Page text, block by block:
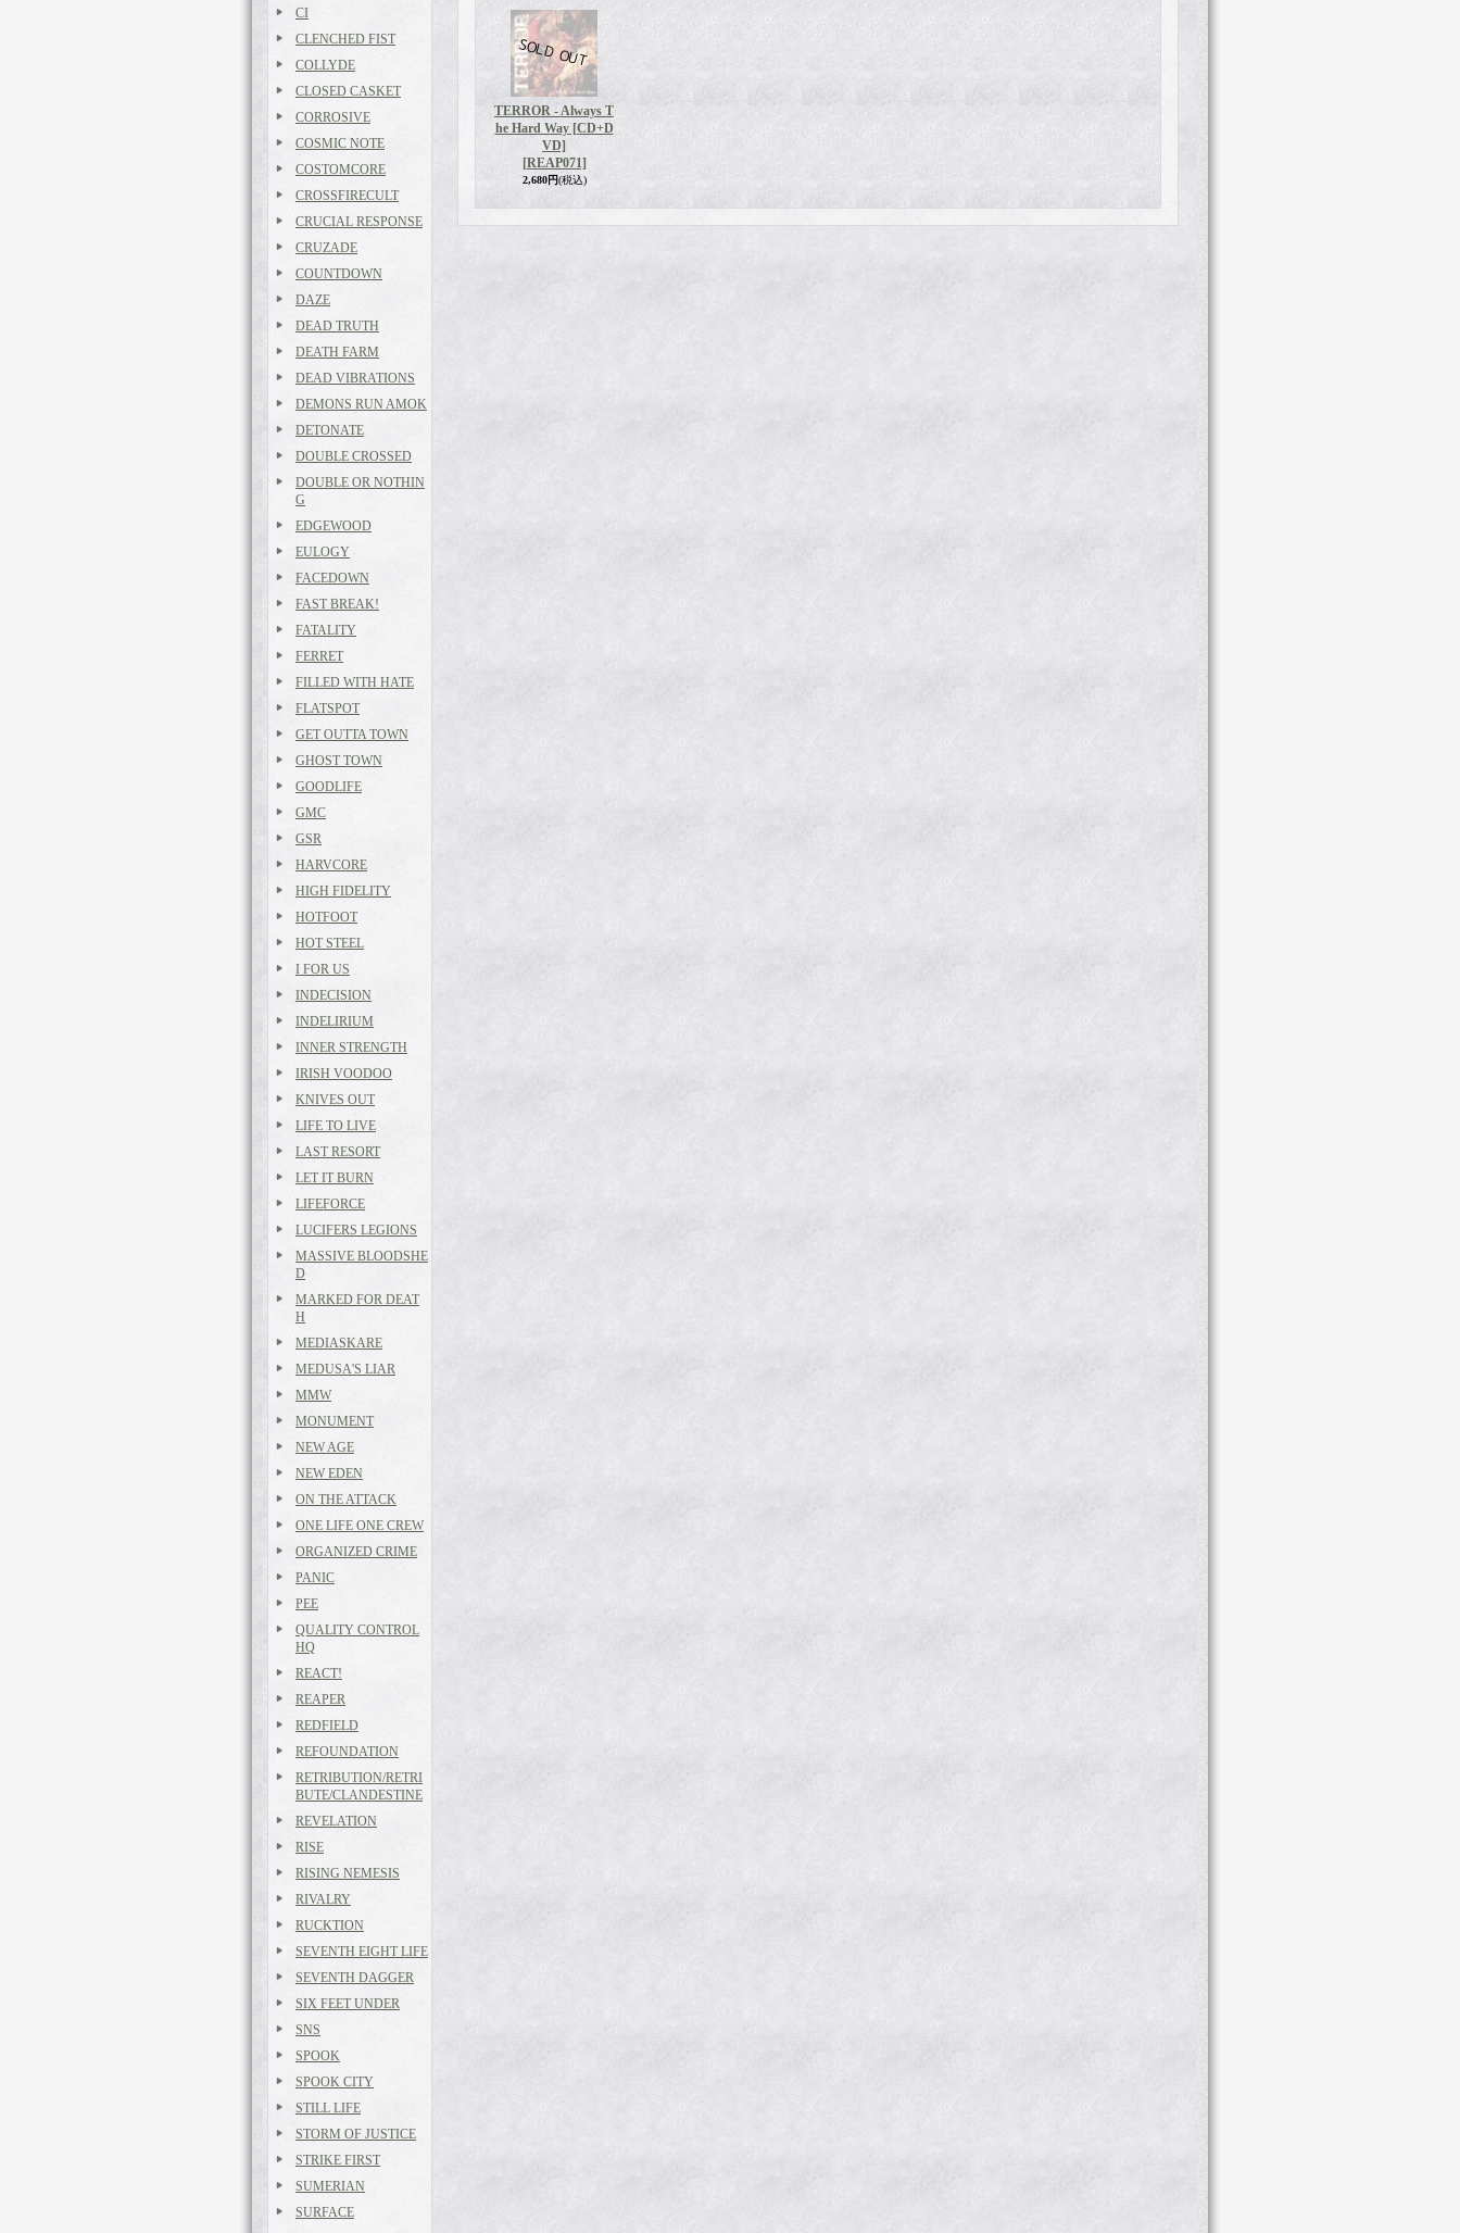
CI
CLENCHED FIST
COLLYDE
CLOSED CASKET
CORROSIVE
COSMIC NOTE
COSTOMCORE
CROSSFIRECULT
CRUCIAL RESPONSE
CRUZADE
COUNTDOWN
DAZE
DEAD TRUTH
DEATH FARM
DEAD VIBRATIONS
DEMONS RUN AMOK
DETONATE
DOUBLE CROSSED
DOUBLE OR NOTHIN
G
EDGEWOOD
EULOGY
FACEDOWN
FAST BREAK!
FATALITY
FERRET
FILLED WITH HATE
FLATSPOT
GET OUTTA TOWN
GHOST TOWN
GOODLIFE
GMC
GSR
HARVCORE
HIGH FIDELITY
HOTFOOT
HOT STEEL
I FOR US
INDECISION
INDELIRIUM
INNER STRENGTH
IRISH VOODOO
KNIVES OUT
LIFE TO LIVE
LAST RESORT
LET IT BURN
LIFEFORCE
LUCIFERS LEGIONS
MASSIVE BLOODSHE
D
MARKED FOR DEAT
H
MEDIASKARE
MEDUSA'S LIAR
MMW
MONUMENT
NEW AGE
NEW EDEN
ON THE ATTACK
ONE LIFE ONE CREW
ORGANIZED CRIME
PANIC
PEE
QUALITY CONTROL
HQ
REACT!
REAPER
REDFIELD
REFOUNDATION
RETRIBUTION/RETRI
BUTE/CLANDESTINE
REVELATION
RISE
RISING NEMESIS
RIVALRY
RUCKTION
SEVENTH EIGHT LIFE
SEVENTH DAGGER
SIX FEET UNDER
SNS
SPOOK
SPOOK CITY
STILL LIFE
STORM OF JUSTICE
STRIKE FIRST
SUMERIAN
SURFACE
TERROR - Always T
he Hard Way [CD+D
VD]
[REAP071]
2,680円(税込)